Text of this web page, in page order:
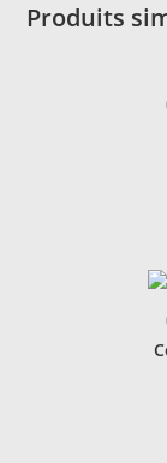
Produits